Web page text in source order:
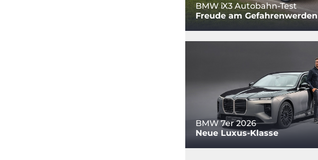
BMW iX3 Autobahn-Test
Freude am Gefahrenwerden
BMW 7er 2026
Neue Luxus-Klasse